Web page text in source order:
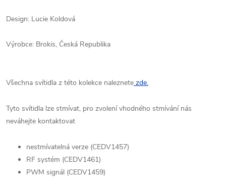
Design: Lucie Koldová
Výrobce: Brokis, Česká Republika
Všechna svítidla z této kolekce naleznete zde.
Tyto svítidla lze stmívat, pro zvolení vhodného stmívání nás
neváhejte kontaktovat
nestmívatelná verze (CEDV1457)
RF systém (CEDV1461)
PWM signál (CEDV1459)